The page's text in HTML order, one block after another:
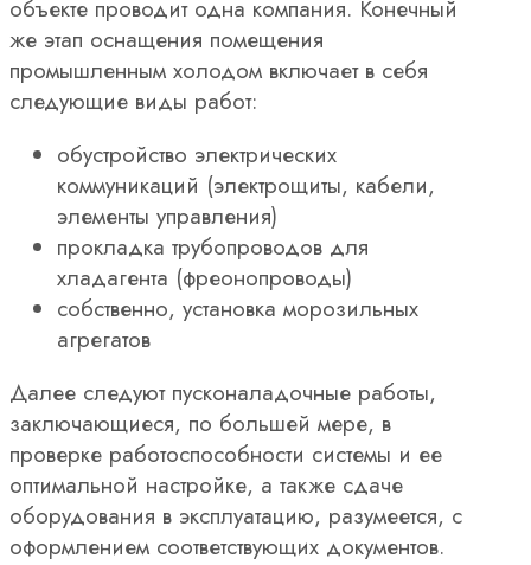
объекте проводит одна компания. Конечный
же этап оснащения помещения
промышленным холодом включает в себя
следующие виды работ:
обустройство электрических
коммуникаций (электрощиты, кабели,
элементы управления)
прокладка трубопроводов для
хладагента (фреонопроводы)
собственно, установка морозильных
агрегатов
Далее следуют пусконаладочные работы,
заключающиеся, по большей мере, в
проверке работоспособности системы и ее
оптимальной настройке, а также сдаче
оборудования в эксплуатацию, разумеется, с
оформлением соответствующих документов.